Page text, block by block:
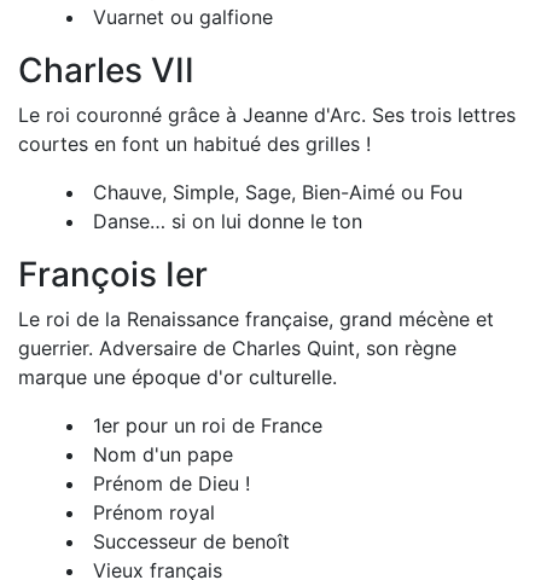
Vuarnet ou galfione
Charles VII
Le roi couronné grâce à Jeanne d'Arc. Ses trois lettres
courtes en font un habitué des grilles !
Chauve, Simple, Sage, Bien-Aimé ou Fou
Danse… si on lui donne le ton
François Ier
Le roi de la Renaissance française, grand mécène et
guerrier. Adversaire de Charles Quint, son règne
marque une époque d'or culturelle.
1er pour un roi de France
Nom d'un pape
Prénom de Dieu !
Prénom royal
Successeur de benoît
Vieux français